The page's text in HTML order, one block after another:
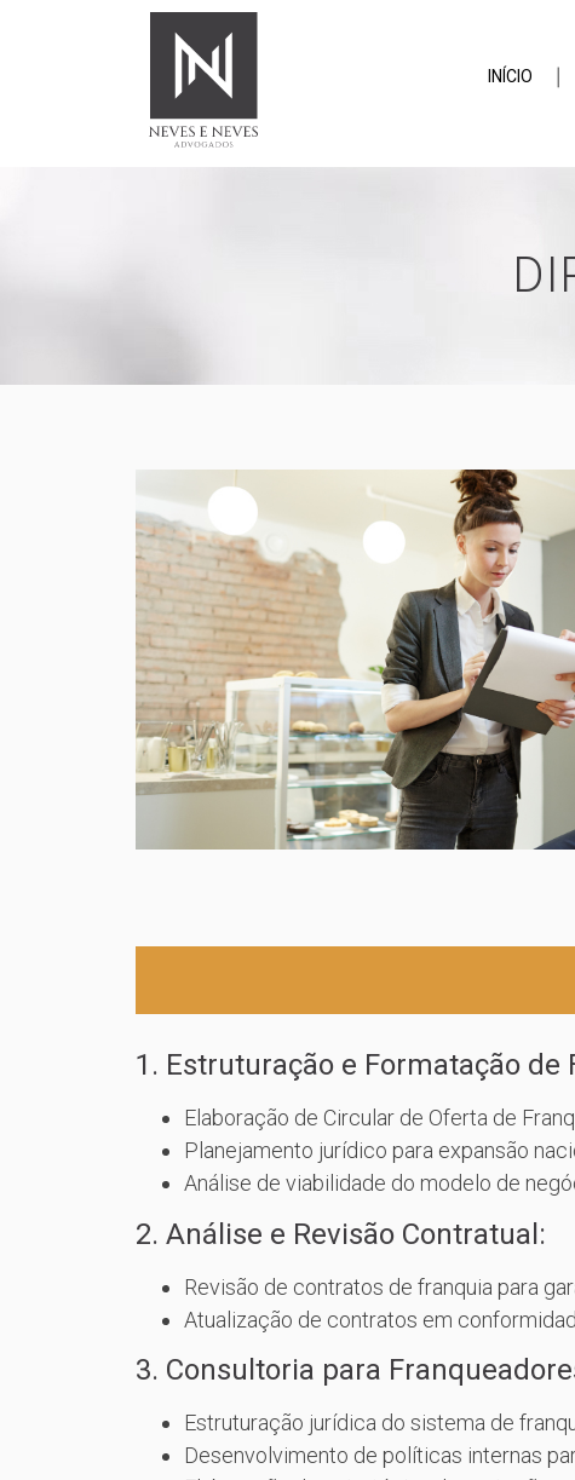
INÍCIO
1. Estruturação e Formatação de
Elaboração de Circular de Oferta de
Planejamento jurídico para expansão
Análise de viabilidade do modelo de
2. Análise e Revisão Contratual:
Revisão de contratos de franquia para
Atualização de contratos em
3. Consultoria para
Estruturação jurídica do sistema de
Desenvolvimento de políticas internas